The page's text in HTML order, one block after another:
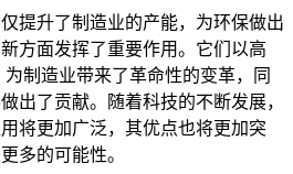
提升了制造业的产能，为环保做出
方面发挥了重要作用。它们以高
制造业带来了革命性的变革，同
出了贡献。随着科技的不断发展，
将更加广泛，其优点也将更加突
多的可能性。‍